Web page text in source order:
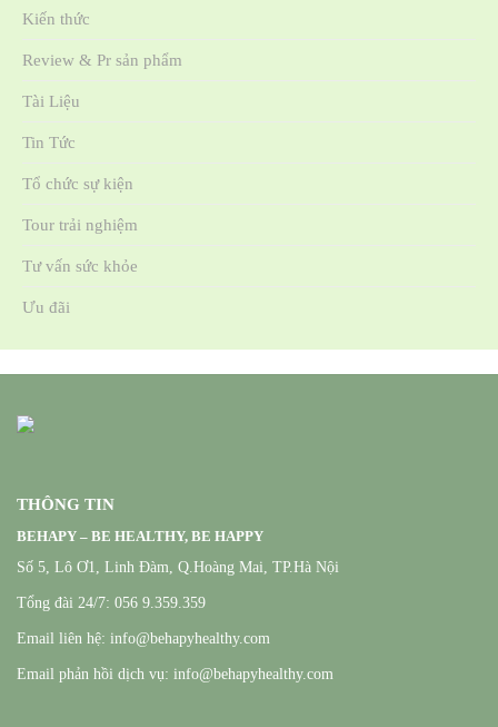
Kiến thức
Review & Pr sản phẩm
Tài Liệu
Tin Tức
Tổ chức sự kiện
Tour trải nghiệm
Tư vấn sức khỏe
Ưu đãi
THÔNG TIN
BEHAPY – BE HEALTHY, BE HAPPY
Số 5, Lô Ơ1, Linh Đàm, Q.Hoàng Mai, TP.Hà Nội
Tổng đài 24/7: 056 9.359.359
Email liên hệ: info@behapyhealthy.com
Email phản hồi dịch vụ: info@behapyhealthy.com